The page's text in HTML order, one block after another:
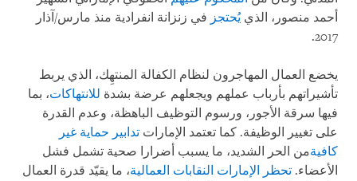
أحمد منصور، الذييُحتجز في زنزانة انفرادية منذ مارس/آذار
2017.
يخضع العمال المهاجرون لنظام الكفالة المنتهِك، الذي يربط
تأشيراتهم بأرباب عملهم ويجعلهم عرضة بشدة للانتهاكات، بما
فيها سرقة الأجور، ورسوم التوظيف الباهظة، وعدم القدرة
على تغيير الوظيفة. كما تعتمد الإمارات تدابير حماية غير
كافيةمن الحر الشديد، ما يسبب أضرارا صحية تشمل فشل
الأعضاء. تحظر الإمارات النقابات العمالية، ما يقيّد قدرة العمال